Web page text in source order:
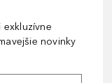
novinky